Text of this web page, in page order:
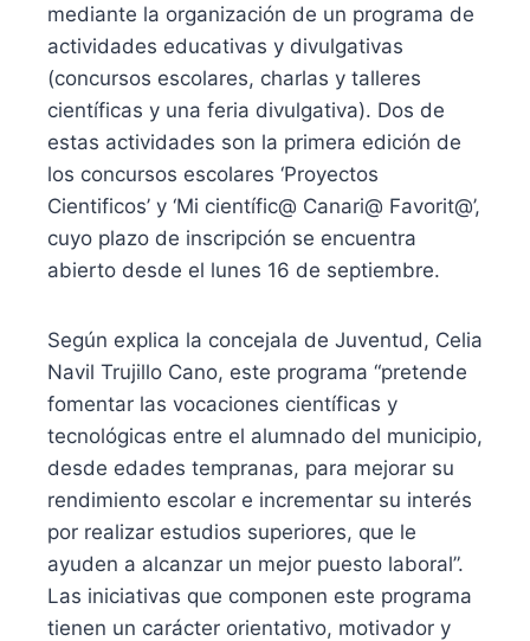
mediante la organización de un programa de
actividades educativas y divulgativas
(concursos escolares, charlas y talleres
científicas y una feria divulgativa). Dos de
estas actividades son la primera edición de
los concursos escolares ‘Proyectos
Cientificos’ y ‘Mi científic@ Canari@ Favorit@’,
cuyo plazo de inscripción se encuentra
abierto desde el lunes 16 de septiembre.
Según explica la concejala de Juventud, Celia
Navil Trujillo Cano, este programa “pretende
fomentar las vocaciones científicas y
tecnológicas entre el alumnado del municipio,
desde edades tempranas, para mejorar su
rendimiento escolar e incrementar su interés
por realizar estudios superiores, que le
ayuden a alcanzar un mejor puesto laboral”.
Las iniciativas que componen este programa
tienen un carácter orientativo, motivador y